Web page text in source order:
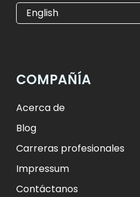
€ EUR
$ USD
ft HUF
zł PLN
English
COMPAÑÍA
Acerca de
Blog
Carreras profesionales
Impressum
Contáctanos